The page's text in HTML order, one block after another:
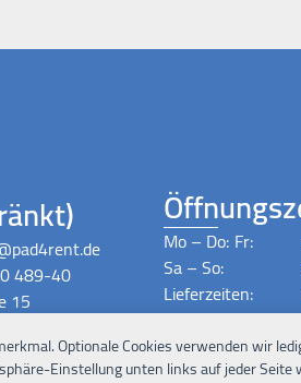
Optionale Cookies verwenden wir
Einstellung unten links auf jeder Seite
489-40
15
Mo – Do: Fr:
Sa – So:
Lieferzeiten: